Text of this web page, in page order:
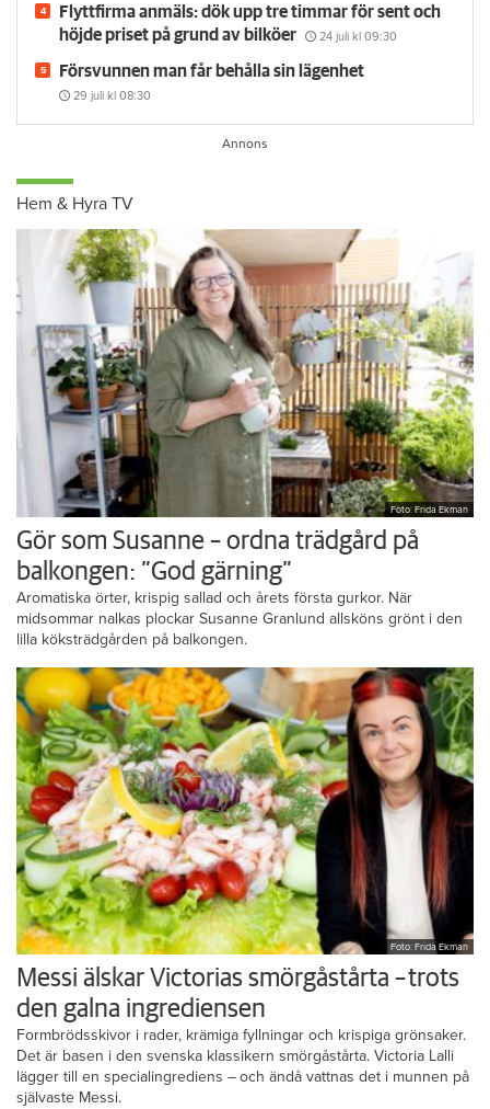
Flyttfirma anmäls: dök upp tre timmar för sent och
höjde priset på grund av bilköer
24 juli kl 09:30
Försvunnen man får behålla sin lägenhet
29 juli kl 08:30
Hem & Hyra TV
Foto: Frida Ekman
Gör som Susanne – ordna trädgård på
balkongen: ”God gärning”
Aromatiska örter, krispig sallad och årets första gurkor. När
midsommar nalkas plockar Susanne Granlund allsköns grönt i den
lilla köksträdgården på balkongen.
Foto: Frida Ekman
Messi älskar Victorias smörgåstårta – trots
den galna ingrediensen
Formbrödsskivor i rader, krämiga fyllningar och krispiga grönsaker.
Det är basen i den svenska klassikern smörgåstårta. Victoria Lalli
lägger till en specialingrediens – och ändå vattnas det i munnen på
självaste Messi.